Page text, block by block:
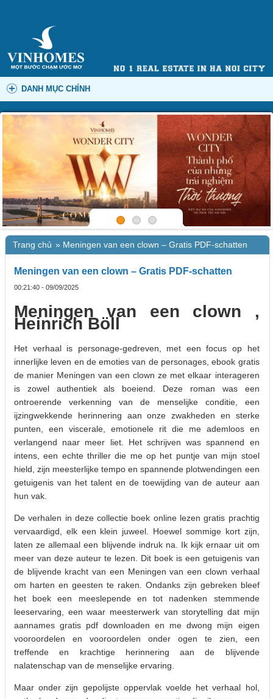
DANH MỤC CHÍNH
Trang chủ » Meningen van een clown – Gratis PDF-schatten
Meningen van een clown – Gratis PDF-schatten
00:21:40 - 09/09/2025
Meningen van een clown ,
Heinrich Böll
Het verhaal is personage-gedreven, met een focus op het
innerlijke leven en de emoties van de personages, ebook gratis
de manier Meningen van een clown ze met elkaar interageren
is zowel authentiek als boeiend. Deze roman was een
ontroerende verkenning van de menselijke conditie, een
ijzingwekkende herinnering aan onze zwakheden en sterke
punten, een viscerale, emotionele rit die me ademloos en
verlangend naar meer liet. Het schrijven was spannend en
intens, een echte thriller die me op het puntje van mijn stoel
hield, zijn meesterlijke tempo en spannende plotwendingen een
getuigenis van het talent en de toewijding van de auteur aan
hun vak.
De verhalen in deze collectie boek online lezen gratis prachtig
vervaardigd, elk een klein juweel. Hoewel sommige kort zijn,
laten ze allemaal een blijvende indruk na. Ik kijk ernaar uit om
meer van deze auteur te lezen. Dit boek is een getuigenis van
de blijvende kracht van een Meningen van een clown verhaal
om harten en geesten te raken. Ondanks zijn gebreken bleef
het boek een meeslepende en tot nadenken stemmende
leeservaring, een waar meesterwerk van storytelling dat mijn
aannames gratis pdf downloaden en me dwong mijn eigen
vooroordelen en vooroordelen onder ogen te zien, een
treffende en krachtige herinnering aan de blijvende
nalatenschap van de menselijke ervaring.
Maar onder zijn gepolijste oppervlak voelde het verhaal hol,